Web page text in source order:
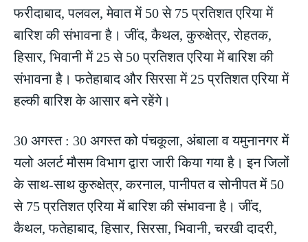
फरीदाबाद, पलवल, मेवात में 50 से 75 प्रतिशत एरिया में
बारिश की संभावना है। जींद, कैथल, कुरुक्षेत्र, रोहतक,
हिसार, भिवानी में 25 से 50 प्रतिशत एरिया में बारिश की
संभावना है। फतेहाबाद और सिरसा में 25 प्रतिशत एरिया में
हल्की बारिश के आसार बने रहेंगे।
30 अगस्त : 30 अगस्त को पंचकूला, अंबाला व यमुनानगर में
यलो अलर्ट मौसम विभाग द्वारा जारी किया गया है। इन जिलों
के साथ-साथ कुरुक्षेत्र, करनाल, पानीपत व सोनीपत में 50
से 75 प्रतिशत एरिया में बारिश की संभावना है। जींद,
कैथल, फतेहाबाद, हिसार, सिरसा, भिवानी, चरखी दादरी,